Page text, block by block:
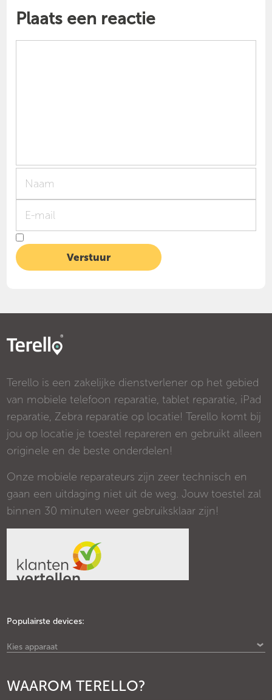
Plaats een reactie
Terello is een zakelijke dienstverlener op het gebied
van mobiele telefoon reparatie, tablet reparatie, iPad
reparatie, Zebra reparatie op locatie! Terello komt bij
jou op locatie je toestel repareren en gebruikt alleen
originele en de beste onderdelen!
Onze mobiele reparateurs zijn zeer technisch en
gaan een uitdaging niet uit de weg. Jouw toestel zal
binnen 30 minuten weer gebruiksklaar zijn!
Populairste devices:
Kies apparaat
WAAROM TERELLO?